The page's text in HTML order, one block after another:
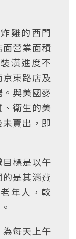
雞的西門
營業面積
潢進度不
東路店及
與美國麥
衛生的美
賣出，即
標是以午
是其消費
年人，較
每天上午